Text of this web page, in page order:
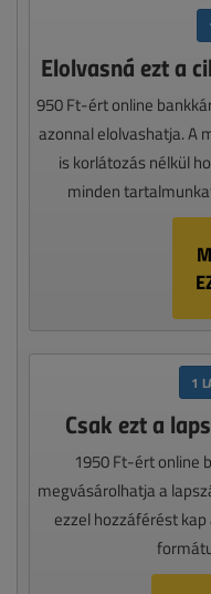
Elolvasná ezt a
950 Ft-ért online
azonnal elolvashatja. A
is korlátozás nélkül
minden
1
Csak ezt a
1950 Ft-ért online
megvásárolhatja a
ezzel hozzáférést